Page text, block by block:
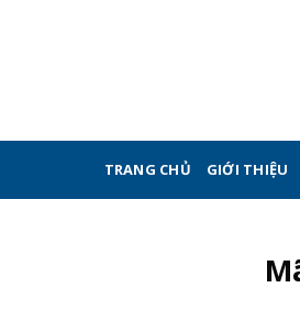
TRANG CHỦ GIỚI THIỆU